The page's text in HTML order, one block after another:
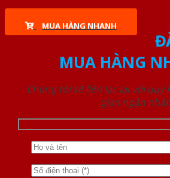
MUA HÀNG NHANH
MUA HÀNG
Chúng tôi sẽ liên lạc lại với
gian ngắn nhất